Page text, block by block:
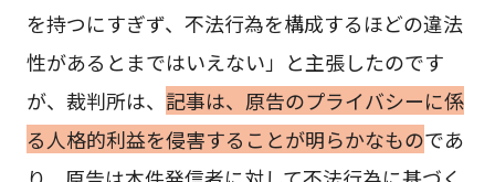
を持つにすぎず、不法行為を構成するほどの違法
性があるとまではいえない」と主張したのです
が、裁判所は、 記事は、原告のプライバシーに係
る人格的利益を侵害することが明らかなものであ